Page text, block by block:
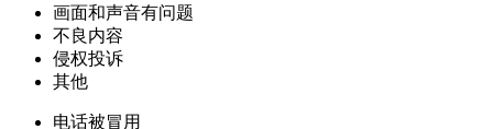
画面和声音有问题
不良内容
侵权投诉
其他
电话被冒用